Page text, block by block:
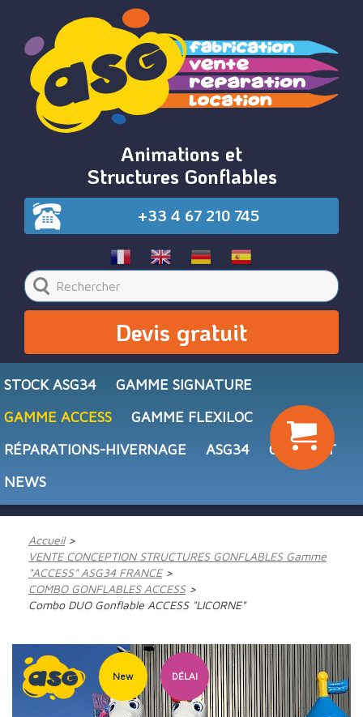
Animations et
Structures Gonflables
+33 4 67 210 745
Devis gratuit
STOCK ASG34
GAMME SIGNATURE
GAMME ACCESS
GAMME FLEXILOC
RÉPARATIONS-HIVERNAGE
ASG34
CONTACT
NEWS
Accueil
VENTE CONCEPTION STRUCTURES GONFLABLES Gamme
"ACCESS" ASG34 FRANCE
COMBO GONFLABLES ACCESS
Combo DUO Gonflable ACCESS "LICORNE"
New DÉLAI